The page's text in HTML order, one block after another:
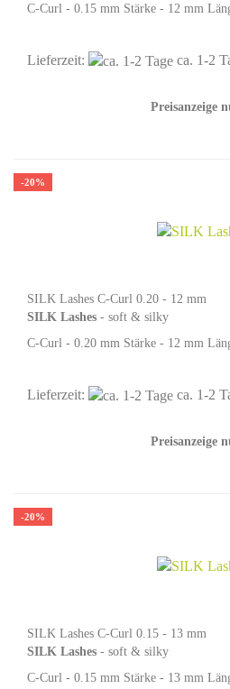
C-Curl - 0.15 mm Stärke - 12 mm
Lieferzeit: ca. 1-2
Preisanzeige
-20%
SILK Lashes C-Curl 0.20 - 12 mm
SILK Lashes - soft & silky
C-Curl - 0.20 mm Stärke - 12 mm
Lieferzeit: ca. 1-2
Preisanzeige
-20%
SILK Lashes C-Curl 0.15 - 13 mm
SILK Lashes - soft & silky
C-Curl - 0.15 mm Stärke - 13 mm